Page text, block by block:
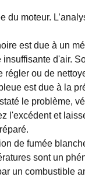
du moteur.
est due à un
d'air.
régler ou de
est due à la
le problème,
l'excédent et
de fumée
sont un
un combustible